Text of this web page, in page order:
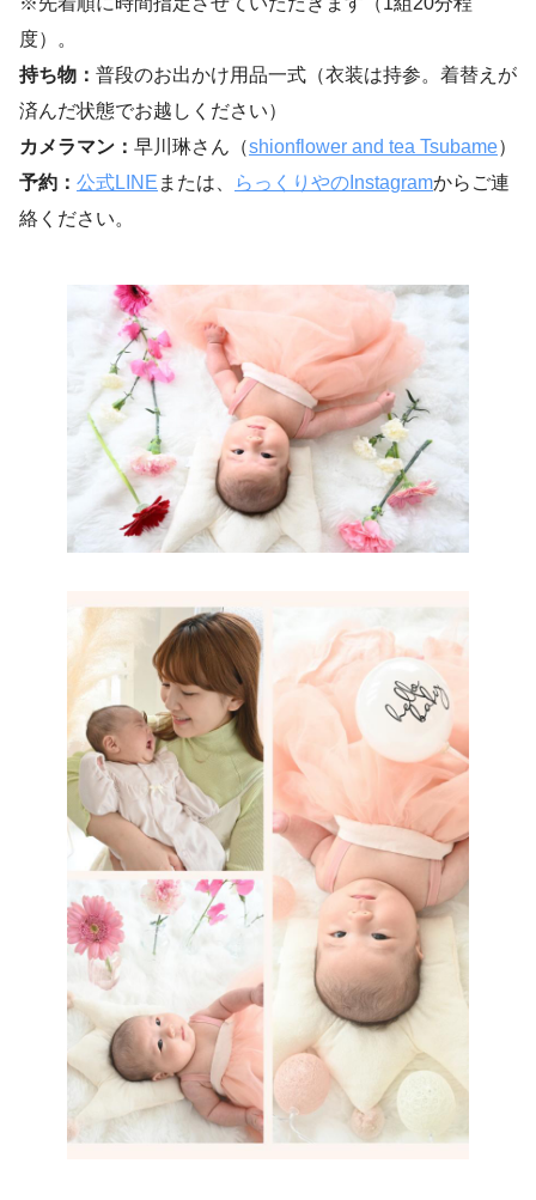
度）。
持ち物： 普段のお出かけ用品一式（衣装は持参。着替えが
済んだ状態でお越しください）
カメラマン： 早川琳さん（shionflower and tea Tsubame）
予約： 公式LINE または、 らっくりやのInstagramからご連
絡ください。